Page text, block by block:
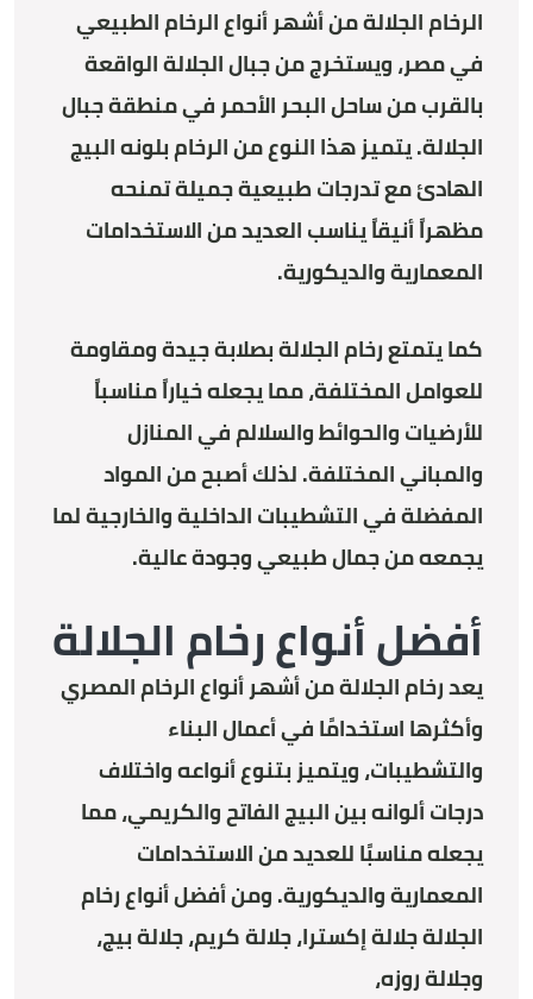
الرخام الجلالة من أشهر أنواع الرخام الطبيعي
في مصر، ويستخرج من جبال الجلالة الواقعة
بالقرب من ساحل البحر الأحمر في منطقة جبال
الجلالة. يتميز هذا النوع من الرخام بلونه البيج
الهادئ مع تدرجات طبيعية جميلة تمنحه
مظهراً أنيقاً يناسب العديد من الاستخدامات
المعمارية والديكورية.
كما يتمتع رخام الجلالة بصلابة جيدة ومقاومة
للعوامل المختلفة، مما يجعله خياراً مناسباً
للأرضيات والحوائط والسلالم في المنازل
والمباني المختلفة. لذلك أصبح من المواد
المفضلة في التشطيبات الداخلية والخارجية لما
يجمعه من جمال طبيعي وجودة عالية.
أفضل أنواع رخام الجلالة
يعد رخام الجلالة من أشهر أنواع الرخام المصري
وأكثرها استخدامًا في أعمال البناء
والتشطيبات، ويتميز بتنوع أنواعه واختلاف
درجات ألوانه بين البيج الفاتح والكريمي، مما
يجعله مناسبًا للعديد من الاستخدامات
المعمارية والديكورية. ومن أفضل أنواع رخام
الجلالة جلالة إكسترا، جلالة كريم، جلالة بيج،
وجلالة روزه،